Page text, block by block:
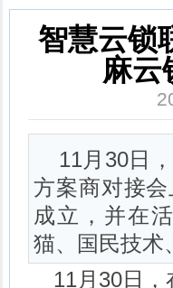
智慧云锁
麻云
11月30日
方案商对接
成立，并在
猫、国民技术
11月30日，